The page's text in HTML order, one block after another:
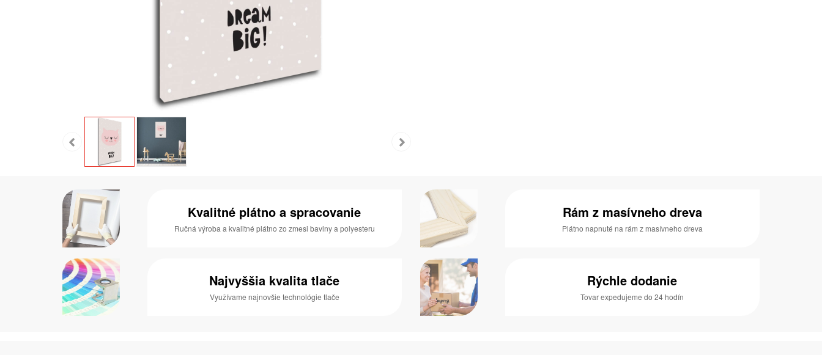
Kvalitné plátno a spracovanie
Ručná výroba a kvalitné plátno zo zmesi bavlny a polyesteru
Rám z masívneho dreva
Plátno napnuté na rám z masívneho dreva
Najvyššia kvalita tlače
Využívame najnovšie technológie tlače
Rýchle dodanie
Tovar expedujeme do 24 hodín